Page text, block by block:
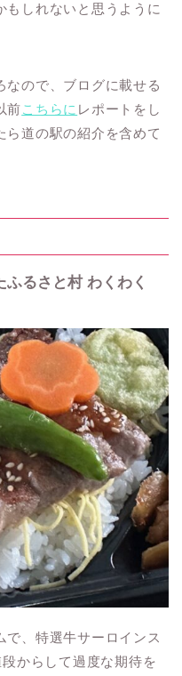
もしれないと思うように
なので、ブログに載せる
前こちらに レポートをし
ら道の駅の紹介を含めて
るさと村 わくわく
で、特選牛サーロインス
からして過度な期待を